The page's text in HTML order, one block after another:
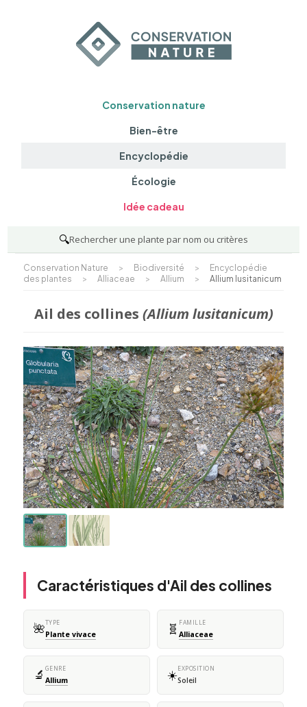
Conservation nature
Bien-être
Encyclopédie
Écologie
Idée cadeau
🔍Rechercher une plante par nom ou critères
Conservation Nature > Biodiversité >
Encyclopédie
des plantes
> Alliaceae > Allium > Allium lusitanicum
Ail des collines (Allium lusitanicum)
Caractéristiques d'Ail des collines
🌺TYPE
Plante vivace 🧬 FAMILLE
Alliaceae
🔬 GENRE
Allium ☀️EXPOSITION
Soleil